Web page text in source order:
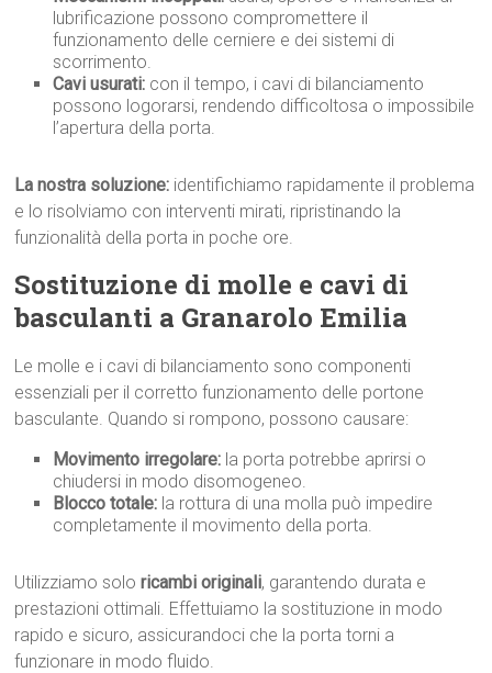
lubrificazione possono compromettere il
funzionamento delle cerniere e dei sistemi di
scorrimento.
Cavi usurati: con il tempo, i cavi di bilanciamento
possono logorarsi, rendendo difficoltosa o impossibile
l’apertura della porta.
La nostra soluzione: identifichiamo rapidamente il problema
e lo risolviamo con interventi mirati, ripristinando la
funzionalità della porta in poche ore.
Sostituzione di molle e cavi di
basculanti a Granarolo Emilia
Le molle e i cavi di bilanciamento sono componenti
essenziali per il corretto funzionamento delle portone
basculante. Quando si rompono, possono causare:
Movimento irregolare: la porta potrebbe aprirsi o
chiudersi in modo disomogeneo.
Blocco totale: la rottura di una molla può impedire
completamente il movimento della porta.
Utilizziamo soloricambi originali, garantendo durata e
prestazioni ottimali. Effettuiamo la sostituzione in modo
rapido e sicuro, assicurandoci che la porta torni a
funzionare in modo fluido.